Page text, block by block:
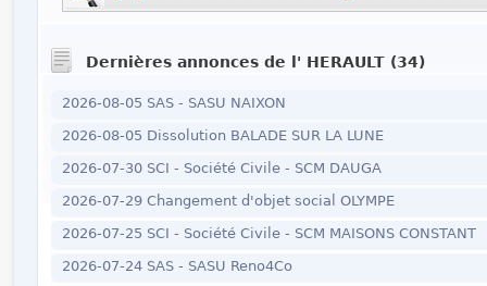
Dernières annonces de l' HERAULT (34)
2026-08-05 SAS - SASU NAIXON
2026-08-05 Dissolution BALADE SUR LA LUNE
2026-07-30 SCI - Société Civile - SCM DAUGA
2026-07-29 Changement d'objet social OLYMPE
2026-07-25 SCI - Société Civile - SCM MAISONS CONSTANT
2026-07-24 SAS - SASU Reno4Co